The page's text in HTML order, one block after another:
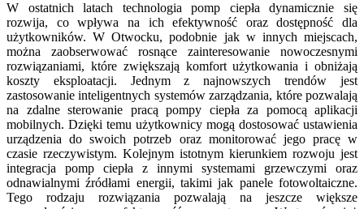
W ostatnich latach technologia pomp ciepła dynamicznie się
rozwija, co wpływa na ich efektywność oraz dostępność dla
użytkowników. W Otwocku, podobnie jak w innych miejscach,
można zaobserwować rosnące zainteresowanie nowoczesnymi
rozwiązaniami, które zwiększają komfort użytkowania i obniżają
koszty eksploatacji. Jednym z najnowszych trendów jest
zastosowanie inteligentnych systemów zarządzania, które pozwalają
na zdalne sterowanie pracą pompy ciepła za pomocą aplikacji
mobilnych. Dzięki temu użytkownicy mogą dostosować ustawienia
urządzenia do swoich potrzeb oraz monitorować jego pracę w
czasie rzeczywistym. Kolejnym istotnym kierunkiem rozwoju jest
integracja pomp ciepła z innymi systemami grzewczymi oraz
odnawialnymi źródłami energii, takimi jak panele fotowoltaiczne.
Tego rodzaju rozwiązania pozwalają na jeszcze większe